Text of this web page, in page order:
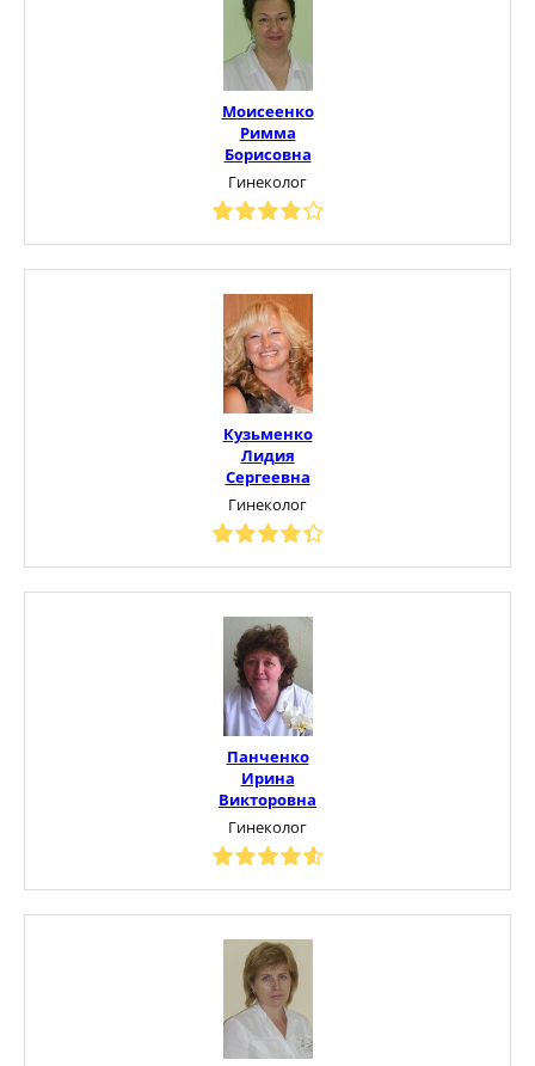
Моисеенко
Римма
Борисовна
Гинеколог
Кузьменко
Лидия
Сергеевна
Гинеколог
Панченко
Ирина
Викторовна
Гинеколог